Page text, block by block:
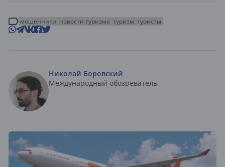
мошенники новости туризма туризм туристы
Николай Боровский
Международный обозреватель